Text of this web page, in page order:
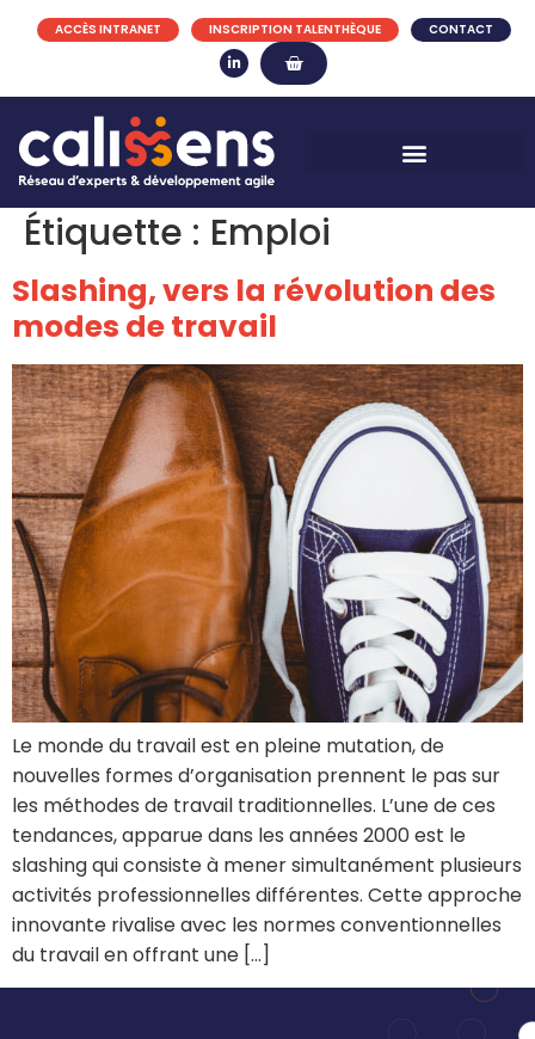
ACCÈS INTRANET INSCRIPTION TALENTHÈQUE CONTACT
Étiquette : Emploi
Slashing, vers la révolution des
modes de travail
Le monde du travail est en pleine mutation, de
nouvelles formes d’organisation prennent le pas sur
les méthodes de travail traditionnelles. L’une de ces
tendances, apparue dans les années 2000 est le
slashing qui consiste à mener simultanément plusieurs
activités professionnelles différentes. Cette approche
innovante rivalise avec les normes conventionnelles
du travail en offrant une […]